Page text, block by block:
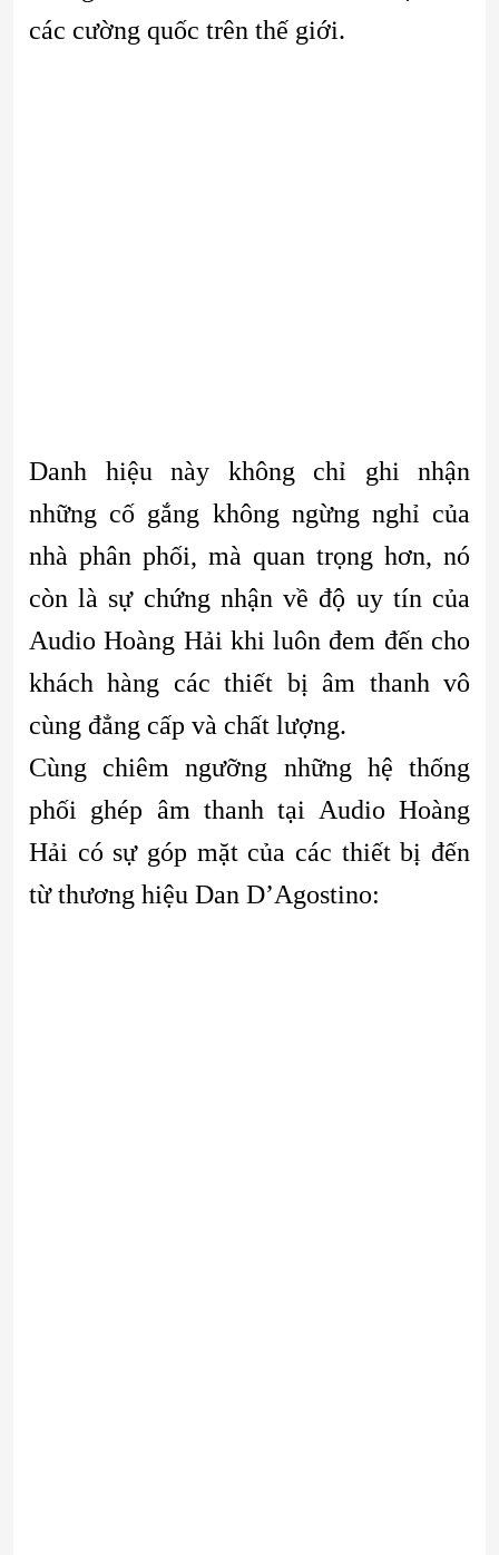
các cường quốc trên thế giới.
Danh hiệu này không chỉ ghi nhận
những cố gắng không ngừng nghỉ của
nhà phân phối, mà quan trọng hơn, nó
còn là sự chứng nhận về độ uy tín của
Audio Hoàng Hải khi luôn đem đến cho
khách hàng các thiết bị âm thanh vô
cùng đẳng cấp và chất lượng.
Cùng chiêm ngưỡng những hệ thống
phối ghép âm thanh tại Audio Hoàng
Hải có sự góp mặt của các thiết bị đến
từ thương hiệu Dan D’Agostino: